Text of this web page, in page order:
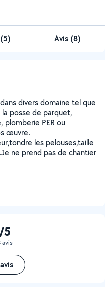
(5) Avis (8)
divers domaine tel que
posse de parquet,
plomberie PER ou
œuvre.
les pelouses,taille
ne prend pas de chantier
avis